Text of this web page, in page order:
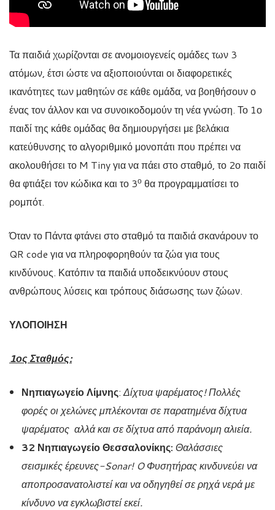
Τα παιδιά χωρίζονται σε ανομοιογενείς ομάδες των 3
ατόμων, έτσι ώστε να αξιοποιούνται οι διαφορετικές
ικανότητες των μαθητών σε κάθε ομάδα, να βοηθήσουν ο
ένας τον άλλον και να συνοικοδομούν τη νέα γνώση. Το 1ο
παιδί της κάθε ομάδας θα δημιουργήσει με βελάκια
κατεύθυνσης το αλγοριθμικό μονοπάτι που πρέπει να
ακολουθήσει το M Tiny για να πάει στο σταθμό, το 2ο παιδί
θα φτιάξει τον κώδικα και το 3ο θα προγραμματίσει το
ρομπότ.
Όταν το Πάντα φτάνει στο σταθμό τα παιδιά σκανάρουν το
QR code για να πληροφορηθούν τα ζώα για τους
κινδύνους. Κατόπιν τα παιδιά υποδεικνύουν στους
ανθρώπους λύσεις και τρόπους διάσωσης των ζώων.
ΥΛΟΠΟΙΗΣΗ
1ος Σταθμός:
Νηπιαγωγείο Λίμνης:Δίχτυα ψαρέματος! Πολλές
φορές οι χελώνες μπλέκονται σε παρατημένα δίχτυα
ψαρέματος αλλά και σε δίχτυα από παράνομη αλιεία.
32 Νηπιαγωγείο Θεσσαλονίκης: Θαλάσσιες
σεισμικές έρευνες-Sonar! O Φυσητήρας κινδυνεύει να
αποπροσανατολιστεί και να οδηγηθεί σε ρηχά νερά με
κίνδυνο να εγκλωβιστεί εκεί.